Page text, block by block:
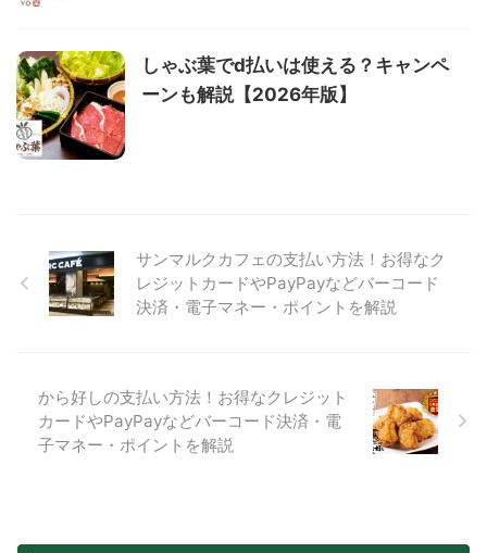
しゃぶ葉でd払いは使える？キャンペ
ーンも解説【2026年版】
サンマルクカフェの支払い方法！お得なク
レジットカードやPayPayなどバーコード
決済・電子マネー・ポイントを解説
から好しの支払い方法！お得なクレジット
カードやPayPayなどバーコード決済・電
子マネー・ポイントを解説